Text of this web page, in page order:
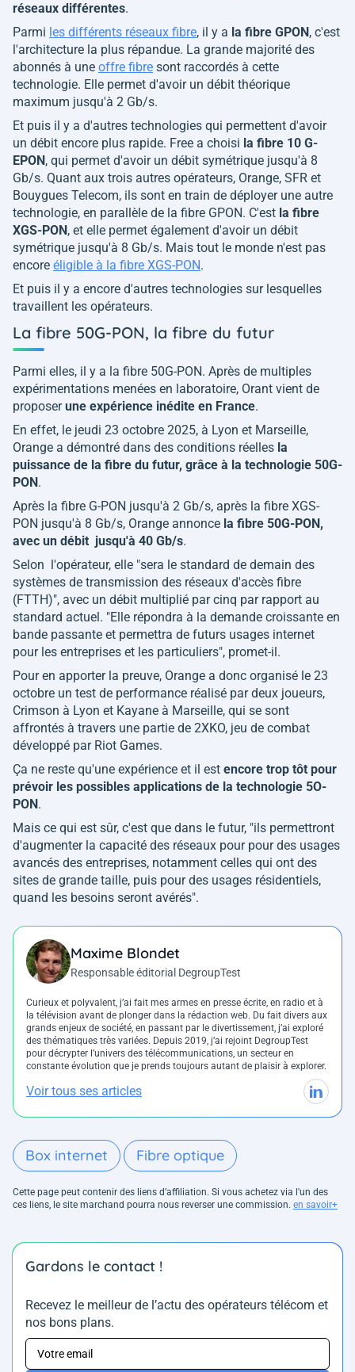
réseaux différentes.
Parmi les différents réseaux fibre, il y a la fibre GPON , c'est
l'architecture la plus répandue. La grande majorité des
abonnés à une offre fibre sont raccordés à cette
technologie. Elle permet d'avoir un débit théorique
maximum jusqu'à 2 Gb/s.
Et puis il y a d'autres technologies qui permettent d'avoir
un débit encore plus rapide. Free a choisi la fibre 10 G-
EPON , qui permet d'avoir un débit symétrique jusqu'à 8
Gb/s. Quant aux trois autres opérateurs, Orange, SFR et
Bouygues Telecom, ils sont en train de déployer une autre
technologie, en parallèle de la fibre GPON. C'est la fibre
XGS-PON , et elle permet également d'avoir un débit
symétrique jusqu'à 8 Gb/s. Mais tout le monde n'est pas
encore éligible à la fibre XGS-PON.
Et puis il y a encore d'autres technologies sur lesquelles
travaillent les opérateurs.
La fibre 50G-PON, la fibre du futur
Parmi elles, il y a la fibre 50G-PON. Après de multiples
expérimentations menées en laboratoire, Orant vient de
proposerune expérience inédite en France.
En effet, le jeudi 23 octobre 2025, à Lyon et Marseille,
Orange a démontré dans des conditions réelles la
puissance de la fibre du futur, grâce à la technologie 50G-
PON .
Après la fibre G-PON jusqu'à 2 Gb/s, après la fibre XGS-
PON jusqu'à 8 Gb/s, Orange annonce la fibre 50G-PON,
avec un débit jusqu'à 40 Gb/s.
Selon l'opérateur, elle "sera le standard de demain des
systèmes de transmission des réseaux d'accès fibre
(FTTH)", avec un débit multiplié par cinq par rapport au
standard actuel. "Elle répondra à la demande croissante en
bande passante et permettra de futurs usages internet
pour les entreprises et les particuliers", promet-il.
Pour en apporter la preuve, Orange a donc organisé le 23
octobre un test de performance réalisé par deux joueurs,
Crimson à Lyon et Kayane à Marseille, qui se sont
affrontés à travers une partie de 2XKO, jeu de combat
développé par Riot Games.
Ça ne reste qu'une expérience et il est encore trop tôt pour
prévoir les possibles applications de la technologie 5O-
PON .
Mais ce qui est sûr, c'est que dans le futur, "ils permettront
d'augmenter la capacité des réseaux pour pour des usages
avancés des entreprises, notamment celles qui ont des
sites de grande taille, puis pour des usages résidentiels,
quand les besoins seront avérés".
Maxime Blondet
Responsable éditorial DegroupTest
Curieux et polyvalent, j’ai fait mes armes en presse écrite, en radio et à
la télévision avant de plonger dans la rédaction web. Du fait divers aux
grands enjeux de société, en passant par le divertissement, j’ai exploré
des thématiques très variées. Depuis 2019, j’ai rejoint DegroupTest
pour décrypter l’univers des télécommunications, un secteur en
constante évolution que je prends toujours autant de plaisir à explorer.
Voir tous ses articles
Box internet Fibre optique
Cette page peut contenir des liens d’affiliation. Si vous achetez via l'un des
ces liens, le site marchand pourra nous reverser une commission. en savoir+
Gardons le contact !
Recevez le meilleur de l’actu des opérateurs télécom et
nos bons plans.